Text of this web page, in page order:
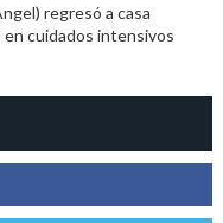
regresó a casa
cuidados intensivos